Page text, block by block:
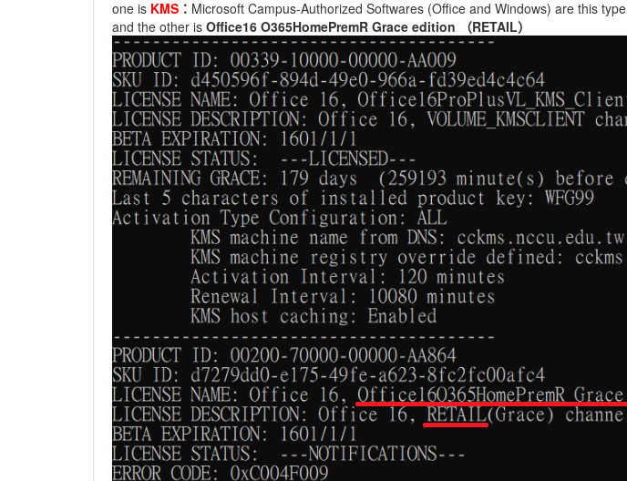
one is KMS ： Microsoft Campus-Authorized Softwares (Office and Windows) are this type
and the other is Office16 O365HomePremR Grace edition （RETAIL）